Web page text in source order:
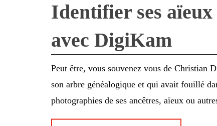
Identifier ses
avec DigiKam
Peut être, vous souvenez vous de Christian
son arbre généalogique et qui avait fouillé
photographies de ses ancêtres, aïeux ou